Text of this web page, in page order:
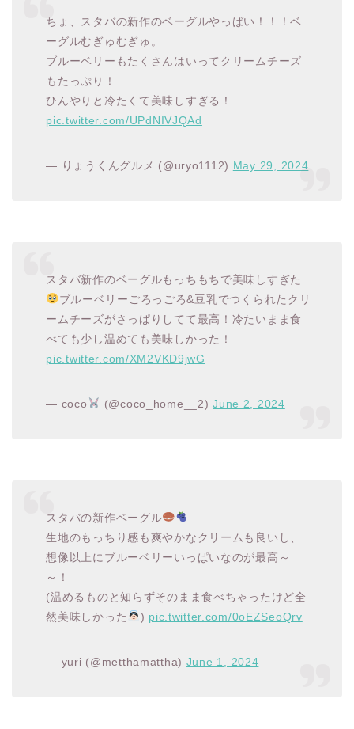
ちょ、スタバの新作のベーグルやっばい！！！ベ
ーグルむぎゅむぎゅ。
ブルーベリーもたくさんはいってクリームチーズ
もたっぷり！
ひんやりと冷たくて美味しすぎる！
pic.twitter.com/UPdNIVJQAd
— りょうくんグルメ (@uryo1112) May 29, 2024
スタバ新作のベーグルもっちもちで美味しすぎた
ブルーベリーごろっごろ&豆乳でつくられたクリ
ームチーズがさっぱりしてて最高！冷たいまま食
べても少し温めても美味しかった！
pic.twitter.com/XM2VKD9jwG
— coco (@coco_home__2)June 2, 2024
スタバの新作ベーグル
生地のもっちり感も爽やかなクリームも良いし、
想像以上にブルーベリーいっぱいなのが最高～
～！
(温めるものと知らずそのまま食べちゃったけど全
然美味しかった
) pic.twitter.com/0oEZSeoQrv
— yuri (@metthamattha) June 1, 2024